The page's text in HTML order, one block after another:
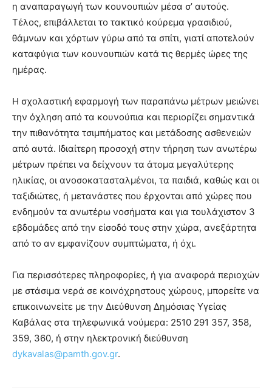
η αναπαραγωγή των κουνουπιών μέσα σ’ αυτούς.
Τέλος, επιβάλλεται το τακτικό κούρεμα γρασιδιού,
θάμνων και χόρτων γύρω από τα σπίτι, γιατί αποτελούν
καταφύγια των κουνουπιών κατά τις θερμές ώρες της
ημέρας.
Η σχολαστική εφαρμογή των παραπάνω μέτρων μειώνει
την όχληση από τα κουνούπια και περιορίζει σημαντικά
την πιθανότητα τσιμπήματος και μετάδοσης ασθενειών
από αυτά. Ιδιαίτερη προσοχή στην τήρηση των ανωτέρω
μέτρων πρέπει να δείχνουν τα άτομα μεγαλύτερης
ηλικίας, οι ανοσοκατασταλμένοι, τα παιδιά, καθώς και οι
ταξιδιώτες, ή μετανάστες που έρχονται από χώρες που
ενδημούν τα ανωτέρω νοσήματα και για τουλάχιστον 3
εβδομάδες από την είσοδό τους στην χώρα, ανεξάρτητα
από το αν εμφανίζουν συμπτώματα, ή όχι.
Για περισσότερες πληροφορίες, ή για αναφορά περιοχών
με στάσιμα νερά σε κοινόχρηστους χώρους, μπορείτε να
επικοινωνείτε με την Διεύθυνση Δημόσιας Υγείας
Καβάλας στα τηλεφωνικά νούμερα: 2510 291 357, 358,
359, 360, ή στην ηλεκτρονική διεύθυνση
dykavalas@pamth.gov.gr.